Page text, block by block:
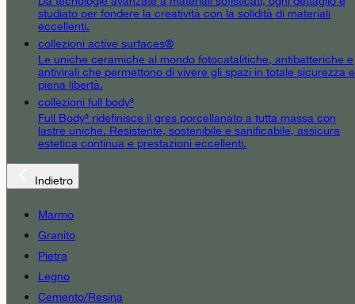
studiato per fondere la creatività con la solidità di materiali
eccellenti.
collezioni active surfaces®
Le uniche ceramiche al mondo fotocatalitiche, antibatteriche e
antivirali che permettono di vivere gli spazi in totale sicurezza e
piena libertà.
collezioni full body³
Full Body³ ridefinisce il gres porcellanato a tutta massa con
lastre uniche. Resistente, sostenibile e sanificabile, assicura
estetica continua e prestazioni eccellenti.
Indietro
Marmo
Granito
Pietra
Legno
Cemento/Resina